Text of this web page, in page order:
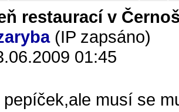
restaurací v
(IP zapsáno)
01:45
musí se